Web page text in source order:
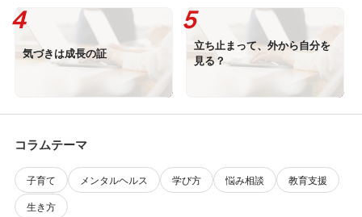
気づきは成長の証
立ち止まって、外から自分を
見る？
コラムテーマ
子育て メンタルヘルス 学び方 悩み相談
教育支援
生き方